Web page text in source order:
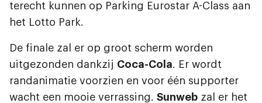
terecht kunnen op Parking Eurostar A-Class aan
het Lotto Park.
De finale zal er op groot scherm worden
uitgezonden dankzij Coca-Cola. Er wordt
randanimatie voorzien en voor één supporter
wacht een mooie verrassing. Sunweb zal er het